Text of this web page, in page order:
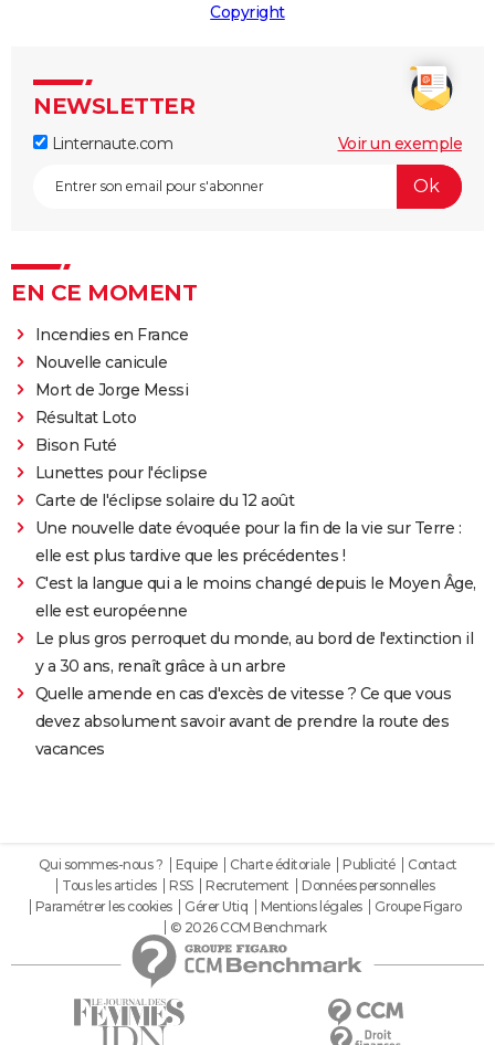
Copyright
NEWSLETTER
Linternaute.com Voir un exemple
EN CE MOMENT
Incendies en France
Nouvelle canicule
Mort de Jorge Messi
Résultat Loto
Bison Futé
Lunettes pour l'éclipse
Carte de l'éclipse solaire du 12 août
Une nouvelle date évoquée pour la fin de la vie sur Terre :
elle est plus tardive que les précédentes !
C'est la langue qui a le moins changé depuis le Moyen Âge,
elle est européenne
Le plus gros perroquet du monde, au bord de l'extinction il
y a 30 ans, renaît grâce à un arbre
Quelle amende en cas d'excès de vitesse ? Ce que vous
devez absolument savoir avant de prendre la route des
vacances
Qui sommes-nous ? Equipe Charte éditoriale Publicité
Contact
Tous les articles
RSS Recrutement
Données personnelles
Paramétrer les cookies
Gérer Utiq Mentions légales
Groupe Figaro
© 2026 CCM Benchmark